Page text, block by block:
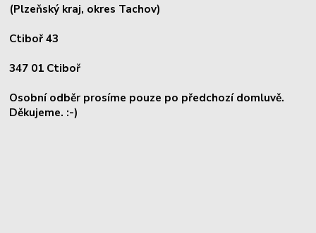
(Plzeňský kraj, okres Tachov)
Ctiboř 43
347 01 Ctiboř
Osobní odběr prosíme pouze po předchozí domluvě.
Děkujeme. :-)